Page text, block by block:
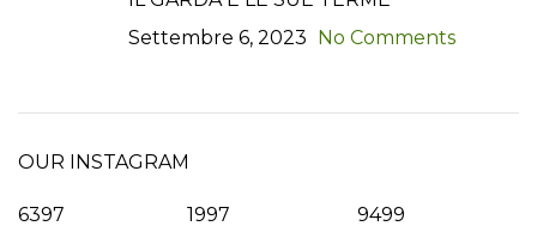
Settembre 6, 2023 No Comments
OUR INSTAGRAM
6397 1997 9499